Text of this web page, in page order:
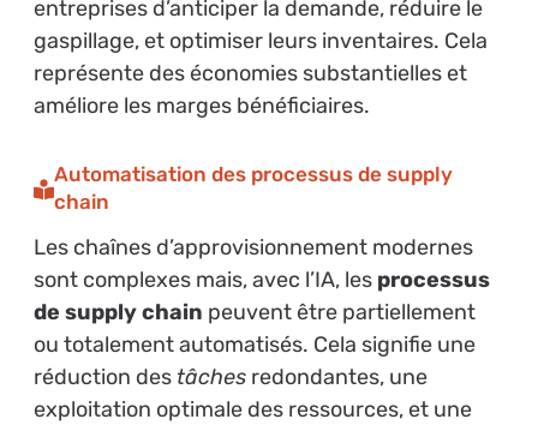
entreprises d’anticiper la demande, réduire le
gaspillage, et optimiser leurs inventaires. Cela
représente des économies substantielles et
améliore les marges bénéficiaires.
Automatisation des processus de supply
chain
Les chaînes d’approvisionnement modernes
sont complexes mais, avec l’IA, les processus
de supply chain peuvent être partiellement
ou totalement automatisés. Cela signifie une
réduction des tâchesredondantes, une
exploitation optimale des ressources, et une